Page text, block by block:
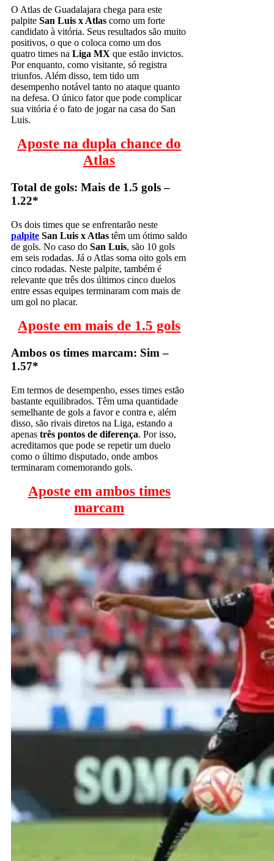
O Atlas de Guadalajara chega para este
palpite San Luis x Atlas como um forte
candidato à vitória. Seus resultados são muito
positivos, o que o coloca como um dos
quatro times na Liga MX que estão invictos.
Por enquanto, como visitante, só registra
triunfos. Além disso, tem tido um
desempenho notável tanto no ataque quanto
na defesa. O único fator que pode complicar
sua vitória é o fato de jogar na casa do San
Luis.
Aposte na dupla chance do
Atlas
Total de gols: Mais de 1.5 gols –
1.22*
Os dois times que se enfrentarão neste
palpite San Luis x Atlas têm um ótimo saldo
de gols. No caso do San Luis, são 10 gols
em seis rodadas. Já o Atlas soma oito gols em
cinco rodadas. Neste palpite, também é
relevante que três dos últimos cinco duelos
entre essas equipes terminaram com mais de
um gol no placar.
Aposte em mais de 1.5 gols
Ambos os times marcam: Sim –
1.57*
Em termos de desempenho, esses times estão
bastante equilibrados. Têm uma quantidade
semelhante de gols a favor e contra e, além
disso, são rivais diretos na Liga, estando a
apenas três pontos de diferença. Por isso,
acreditamos que pode se repetir um duelo
como o último disputado, onde ambos
terminaram comemorando gols.
Aposte em ambos times
marcam